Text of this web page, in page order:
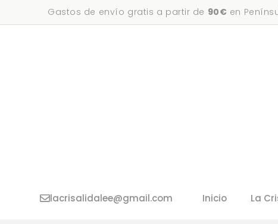
al
Gastos de envío gratis a partir de 90€ en
Inicio La
lacrisalidalee@gmail.com